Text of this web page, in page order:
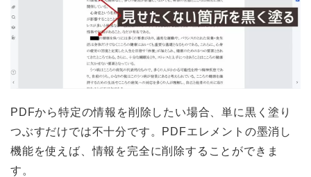
PDFから特定の情報を削除したい場合、単に黒く塗り
つぶすだけでは不十分です。PDFエレメントの墨消し
機能を使えば、情報を完全に削除することができま
す。